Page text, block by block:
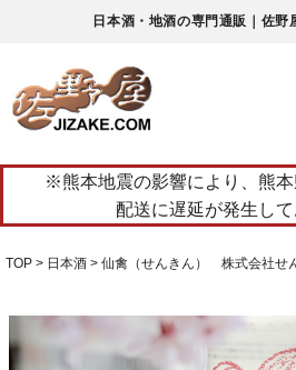
日本酒・地酒の専門通販｜佐
※熊本地震の影響により、熊
配送に遅延が発生して
TOP 日本酒 仙禽（せんきん） 株式会社せ